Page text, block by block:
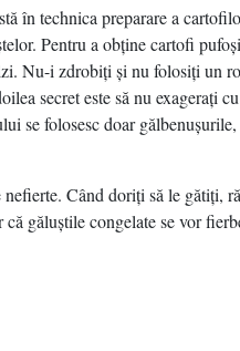
în technica preparare a
Pentru a obţine cartofi
Nu-i zdrobiţi şi nu folosiţi un
secret este să nu exageraţi
se folosesc doar
Când doriţi să le gătiţi,
găluştile congelate se vor